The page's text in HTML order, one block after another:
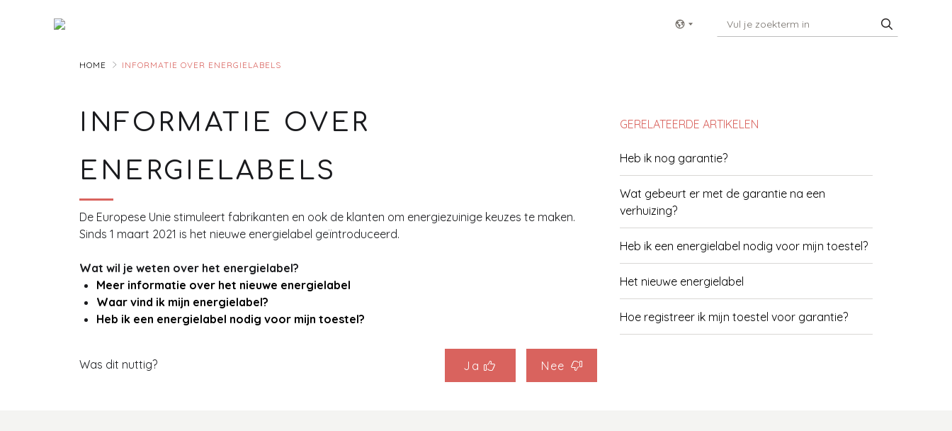
Show menu
HOME INFORMATIE OVER ENERGIELABELS
INFORMATIE OVER
ENERGIELABELS
De Europese Unie stimuleert fabrikanten en ook de klanten om energiezuinige keuzes te maken.
Sinds 1 maart 2021 is het nieuwe energielabel geïntroduceerd.
Wat wil je weten over het energielabel?
Meer informatie over het nieuwe energielabel
Waar vind ik mijn energielabel?
Heb ik een energielabel nodig voor mijn toestel?
Was dit nuttig? Ja Nee
GERELATEERDE ARTIKELEN
Heb ik nog garantie?
Wat gebeurt er met de garantie na een
verhuizing?
Heb ik een energielabel nodig voor mijn toestel?
Het nieuwe energielabel
Hoe registreer ik mijn toestel voor garantie?